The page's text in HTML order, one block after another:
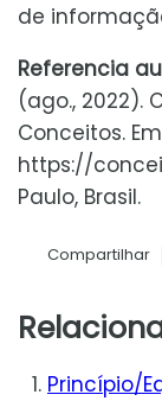
de
Referencia
(ago., 2022).
Conceitos. Em
https://
Paulo, Brasil.
Compartilhar
Princípio/